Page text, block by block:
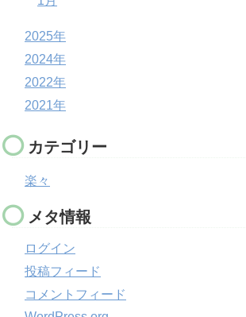
2025年
2024年
2022年
2021年
カテゴリー
楽々
メタ情報
ログイン
投稿フィード
コメントフィード